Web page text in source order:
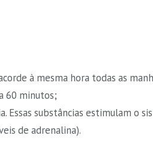
à mesma hora todas as
60 minutos;
Essas substâncias estimulam o
de adrenalina).